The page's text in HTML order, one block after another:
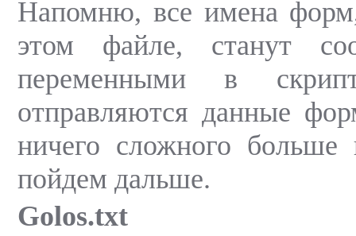
Напомню, все имена
этом файле, станут
переменными в
отправляются данные
ничего сложного больше
пойдем дальше.
Golos.txt